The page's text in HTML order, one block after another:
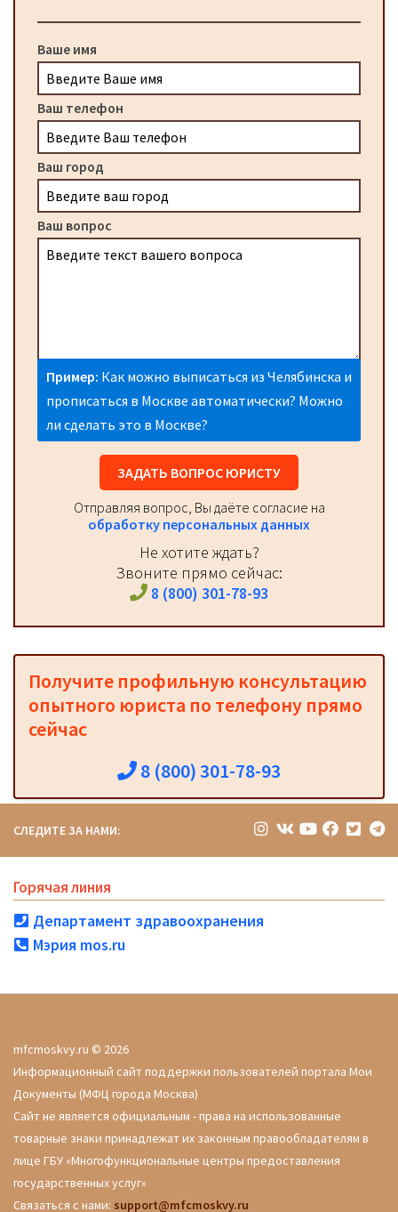
Ваше имя
Ваш телефон
Ваш город
Ваш вопрос
Пример: Как можно выписаться из Челябинска и
прописаться в Москве автоматически? Можно
ли сделать это в Москве?
ЗАДАТЬ ВОПРОС ЮРИСТУ
Отправляя вопрос, Вы даёте согласие на
обработку персональных данных
Не хотите ждать?
Звоните прямо сейчас:
8 (800) 301-78-93
Получите профильную консультацию
опытного юриста по телефону прямо
сейчас
8 (800) 301-78-93
СЛЕДИТЕ ЗА НАМИ:
Горячая линия
Департамент здравоохранения
Мэрия mos.ru
mfcmoskvy.ru © 2026
Информационный сайт поддержки пользователей портала Мои
Документы (МФЦ города Москва)
Сайт не является официальным - права на использованные
товарные знаки принадлежат их законным правообладателям в
лице ГБУ «Многофункциональные центры предоставления
государственных услуг»
Связаться с нами: support@mfcmoskvy.ru